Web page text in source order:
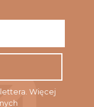
*
Więcej